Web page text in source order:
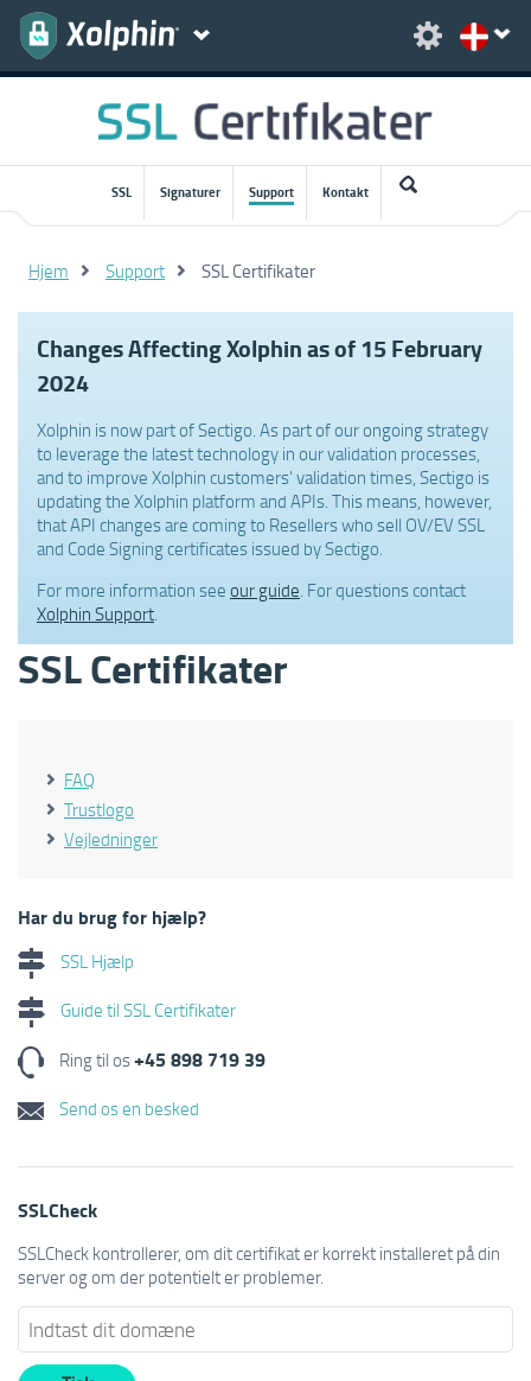
SSL Signaturer Support Kontakt
Hjem Support SSL Certifikater
Changes Affecting Xolphin as of 15 February
2024
Xolphin is now part of Sectigo. As part of our ongoing strategy
to leverage the latest technology in our validation processes,
and to improve Xolphin customers' validation times, Sectigo is
updating the Xolphin platform and APIs. This means, however,
that API changes are coming to Resellers who sell OV/EV SSL
and Code Signing certificates issued by Sectigo.
For more information see our guide . For questions contact
Xolphin Support
SSL Certifikater
FAQ
Trustlogo
Vejledninger
Har du brug for hjælp?
SSL Hjælp
Guide til SSL Certifikater
Ring til os+45 898 719 39
Send os en besked
SSLCheck
SSLCheck kontrollerer, om dit certifikat er korrekt installeret på din
server og om der potentielt er problemer.